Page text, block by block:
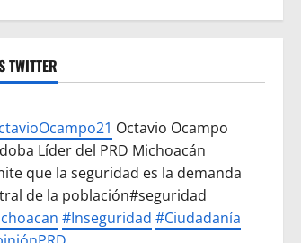
TWITTER
Octavio Ocampo
Líder del PRD Michoacán
que la seguridad es la demanda
de la población#seguridad
#Inseguridad #Ciudadanía